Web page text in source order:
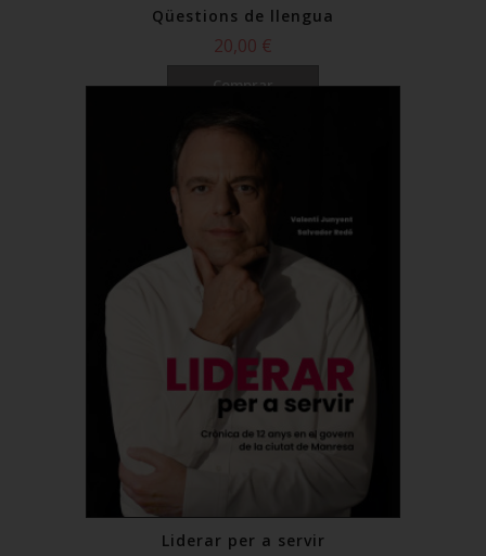
Qüestions de llengua
20,00 €
Comprar
Liderar per a servir